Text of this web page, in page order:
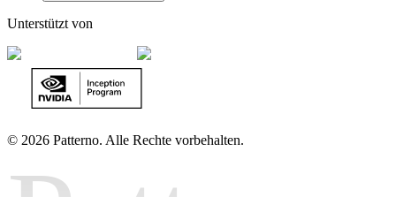
Unterstützt von
© 2026 Patterno. Alle Rechte vorbehalten.